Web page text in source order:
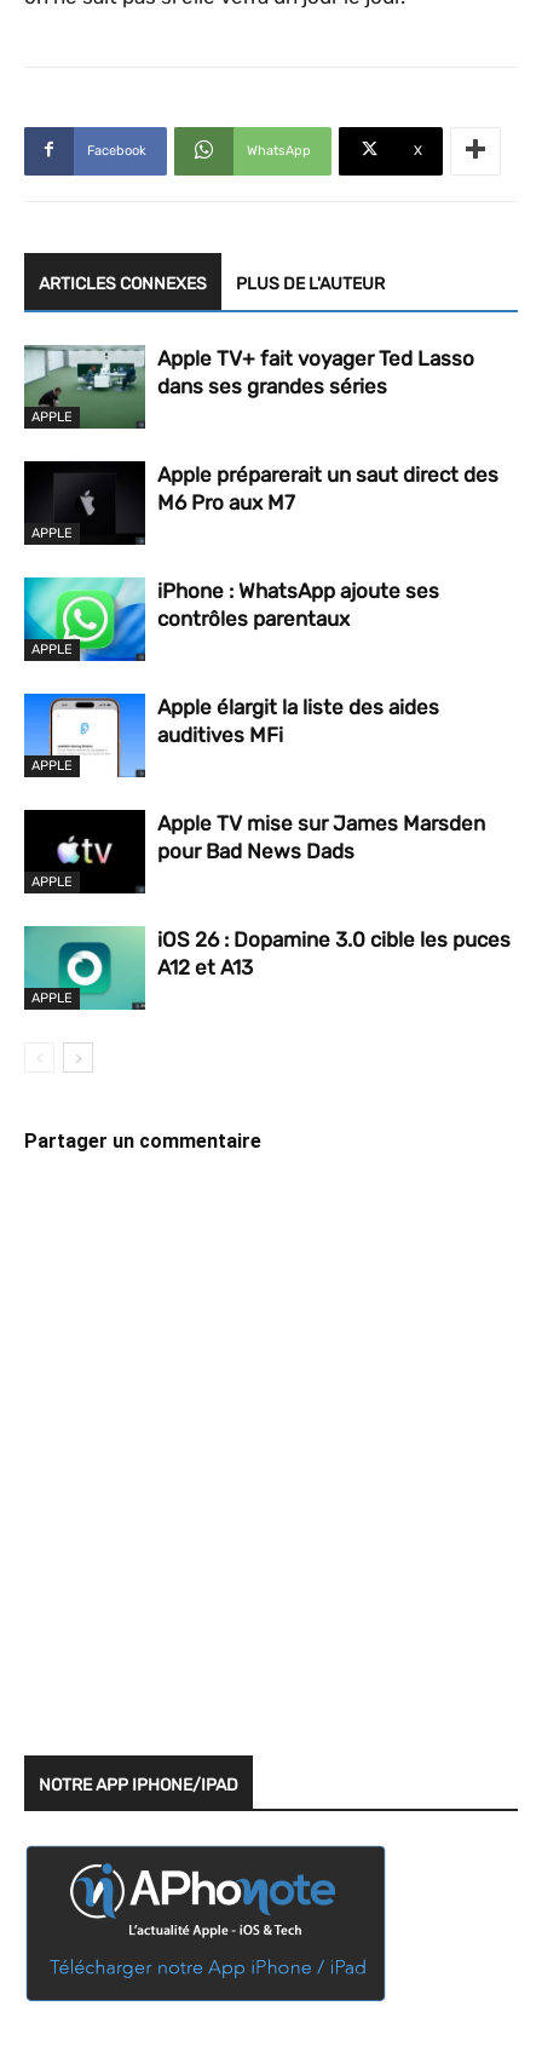
Facebook WhatsApp X
ARTICLES CONNEXES PLUS DE L'AUTEUR
APPLE
Apple TV+ fait voyager Ted Lasso
dans ses grandes séries
APPLE
Apple préparerait un saut direct des
M6 Pro aux M7
APPLE
iPhone : WhatsApp ajoute ses
contrôles parentaux
APPLE
Apple élargit la liste des aides
auditives MFi
APPLE
Apple TV mise sur James Marsden
pour Bad News Dads
APPLE
iOS 26 : Dopamine 3.0 cible les puces
A12 et A13
Partager un commentaire
NOTRE APP IPHONE/IPAD